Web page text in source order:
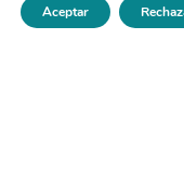
Aceptar